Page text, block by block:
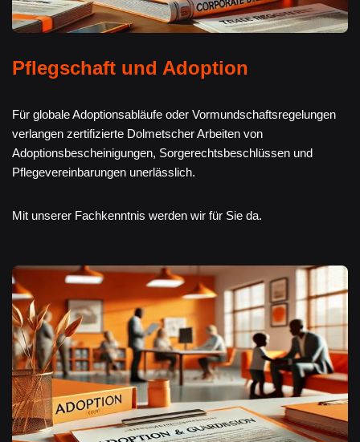
Pflegschaft und Adoption
Für globale Adoptionsabläufe oder Vormundschaftsregelungen
verlangen zertifizierte Dolmetscher Arbeiten von
Adoptionsbescheinigungen, Sorgerechtsbeschlüssen und
Pflegevereinbarungen unerlässlich.
Mit unserer Fachkenntnis werden wir für Sie da.